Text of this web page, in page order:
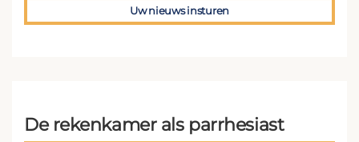
Uw nieuws insturen
De rekenkamer als parrhesiast